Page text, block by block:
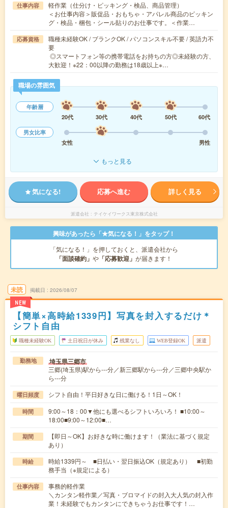
仕事内容
軽作業（仕分け・ピッキング・検品、商品管理）
＜お仕事内容＞販促品・おもちゃ・アパレル商品のピッキン
グ・検品・梱包・シール貼りのお仕事です。＜作業…
応募資格
職種未経験OK / ブランクOK / パソコンスキル不要 / 英語力不
要
◎スマートフォン等の携帯電話をお持ちの方◎未経験の方、
大歓迎！※22：00以降の勤務は18歳以上※…
職場の雰囲気
年齢層
20代
30代 40代 50代
60代
男女比率
女性
男性
もっと見る
気になる! 応募へ進む 詳しく見る
派遣会社 テイケイワークス東京株式会社
興味があったら「★気になる！」をタップ！
「気になる！」を押しておくと、派遣会社から
「面談確約」 や 「応募歓迎」 が届きます！
未読
NEW
掲載日 2026/08/07
【簡単×高時給1339円】写真を封入するだけ＊
シフト自由
職種未経験OK 土日祝日が休み 残業なし WEB登録OK 派遣
勤務地 埼玉県三郷市
三郷(埼玉県)駅から---分／新三郷駅から---分／三郷中央駅か
ら---分
曜日頻度 シフト自由！平日好きな日に働ける！1日～OK！
時間
9:00～18：00▼他にも選べるシフトいろいろ！ ■10:00～
18:00■9:00～12:00■…
期間
【即日～OK】お好きな時に働けます！（業法に基づく規定
あり）
時給
時給1339円～ ■日払い・翌日振込OK（規定あり） ■初勤
務手当（※規定による）
仕事内容
事務的軽作業
＼カンタン軽作業／写真・ブロマイドの封入大人気の封入作
業！未経験でもカンタンにできちゃうお仕事です！…